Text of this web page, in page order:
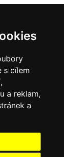
s cílem
a reklam,
a